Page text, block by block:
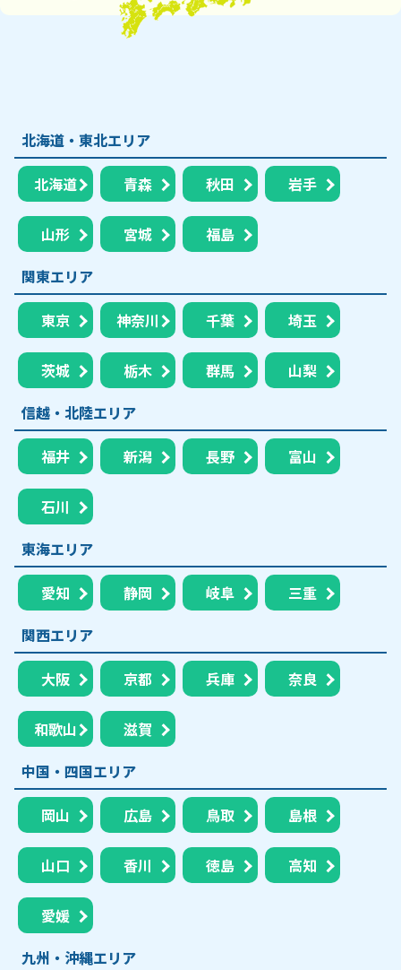
北海道・東北エリア
北海道 青森 秋田 岩手
山形 宮城
福島
関東エリア
東京 神奈川 千葉 埼玉
茨城 栃木 群馬
山梨
信越・北陸エリア
福井 新潟 長野 富山
石川
東海エリア
愛知 静岡 岐阜
三重
関西エリア
大阪 京都 兵庫 奈良
和歌山
滋賀
中国・四国エリア
岡山 広島 鳥取 島根
山口 香川 徳島 高知
愛媛
九州・沖縄エリア